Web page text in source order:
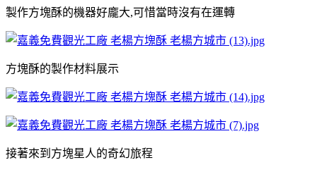
製作方塊酥的機器好龐大,可惜當時沒有在運轉
方塊酥的製作材料展示
接著來到方塊星人的奇幻旅程